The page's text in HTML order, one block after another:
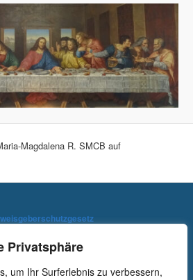
Privatsphäre
um Ihr Surferlebnis zu verbessern,
Magdalena R. SMCB auf